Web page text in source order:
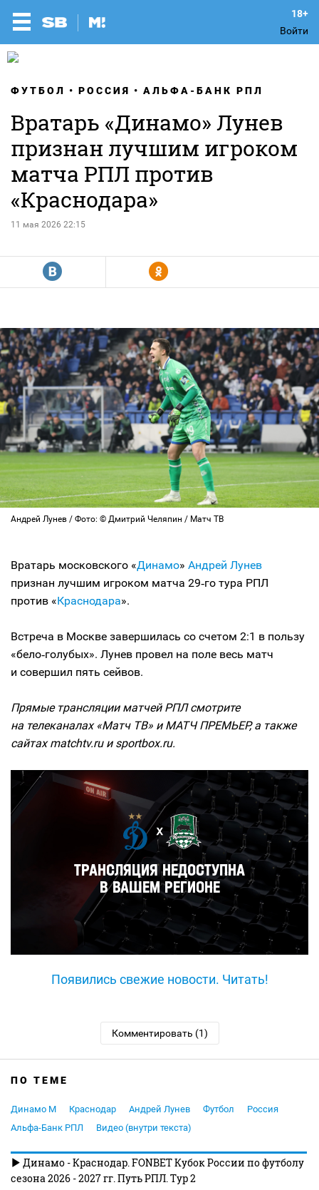
Войти
ФУТБОЛ РОССИЯ АЛЬФА-БАНК РПЛ
Вратарь «Динамо» Лунев
признан лучшим игроком
матча РПЛ против
«Краснодара»
11 мая 2026 22:15
R Y
Андрей Лунев / Фото: © Дмитрий Челяпин / Матч ТВ
Вратарь московского «Динамо» Андрей Лунев
признан лучшим игроком матча 29‑го тура РПЛ
против «Краснодара».
Встреча в Москве завершилась со счетом 2:1 в пользу
«бело‑голубых». Лунев провел на поле весь матч
и совершил пять сейвов.
Прямые трансляции матчей РПЛ смотрите
на телеканалах «Матч ТВ» и МАТЧ ПРЕМЬЕР, а также
сайтах matchtv.ru и sportbox.ru.
Появились свежие новости. Читать!
Комментировать (1)
ПО ТЕМЕ
Динамо М Краснодар Андрей Лунев Футбол
Россия
Альфа-Банк РПЛ
Видео (внутри текста)
Динамо - Краснодар. FONBET Кубок России по футболу
сезона 2026 - 2027 гг. Путь РПЛ. Тур 2